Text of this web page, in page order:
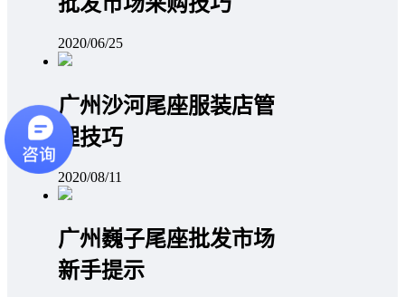
2020/06/25
广州沙河尾座服装店管
理技巧
2020/08/11
广州巍子尾座批发市场
新手提示